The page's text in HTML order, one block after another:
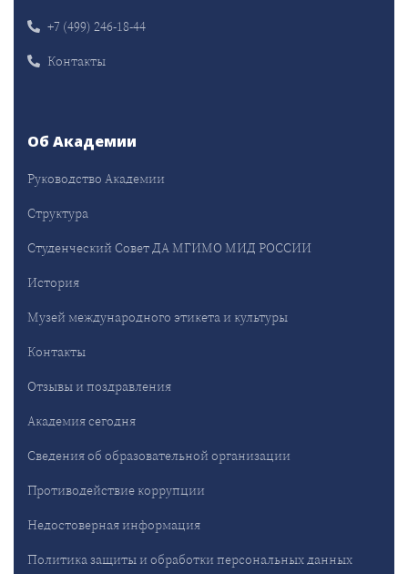
+7 (499) 246-18-44
Контакты
Об Академии
Руководство Академии
Структура
Студенческий Совет ДА МГИМО МИД РОССИИ
История
Музей международного этикета и культуры
Контакты
Отзывы и поздравления
Академия сегодня
Сведения об образовательной организации
Противодействие коррупции
Недостоверная информация
Политика защиты и обработки персональных данных